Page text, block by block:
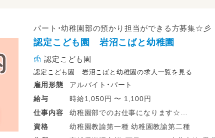
パート・幼稚園部の預かり担当ができる方募集☆彡
認定こども園 岩沼こばと幼稚園
認定こども園
認定こども園 岩沼こばと幼稚園の求人一覧を見る
雇用形態
アルバイト・パート
給与
時給1,050円 〜 1,100円
仕事内容
幼稚園部でのお仕事になります☆
3～5歳児担当(＾＾)
資格
幼稚園教諭第一種 幼稚園教諭第二種